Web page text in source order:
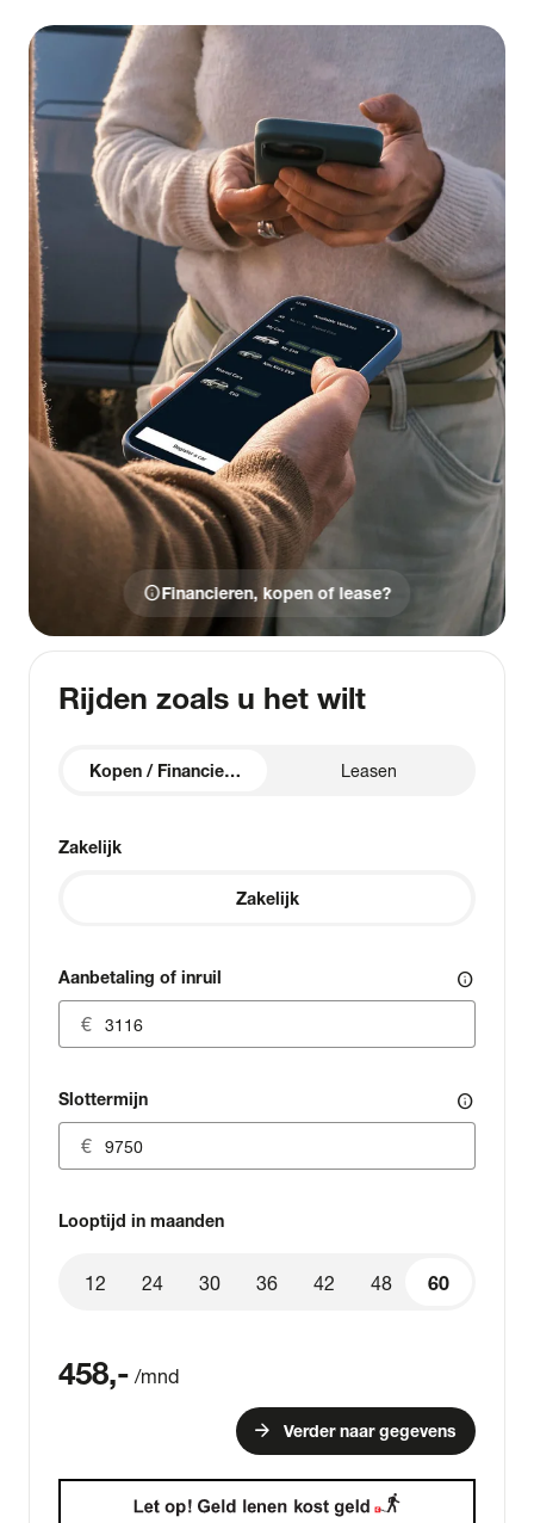
infoFinancieren, kopen of lease?
Rijden zoals u het wilt
Kopen / Financieren Leasen
Zakelijk
Zakelijk
Aanbetaling of inruil info
Slottermijn info
Looptijd in maanden
60
12 24 30 36 42 48 60
458,- /mnd
arrow_forward Verder naar gegevens